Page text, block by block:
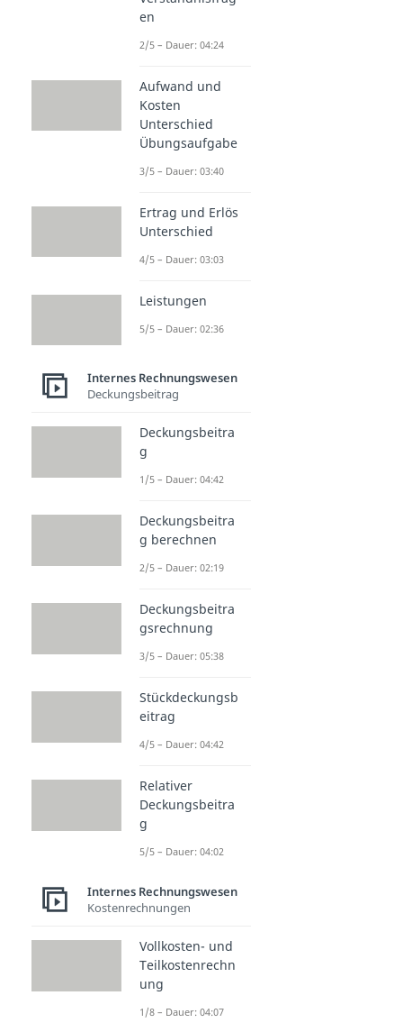
en
2/5 – Dauer: 04:24
Aufwand und
Kosten
Unterschied
Übungsaufgabe
3/5 – Dauer: 03:40
Ertrag und Erlös
Unterschied
4/5 – Dauer: 03:03
Leistungen
5/5 – Dauer: 02:36
Internes Rechnungswesen
Deckungsbeitrag
Deckungsbeitra
g
1/5 – Dauer: 04:42
Deckungsbeitra
g berechnen
2/5 – Dauer: 02:19
Deckungsbeitra
gsrechnung
3/5 – Dauer: 05:38
Stückdeckungsb
eitrag
4/5 – Dauer: 04:42
Relativer
Deckungsbeitra
g
5/5 – Dauer: 04:02
Internes Rechnungswesen
Kostenrechnungen
Vollkosten- und
Teilkostenrechn
ung
1/8 – Dauer: 04:07